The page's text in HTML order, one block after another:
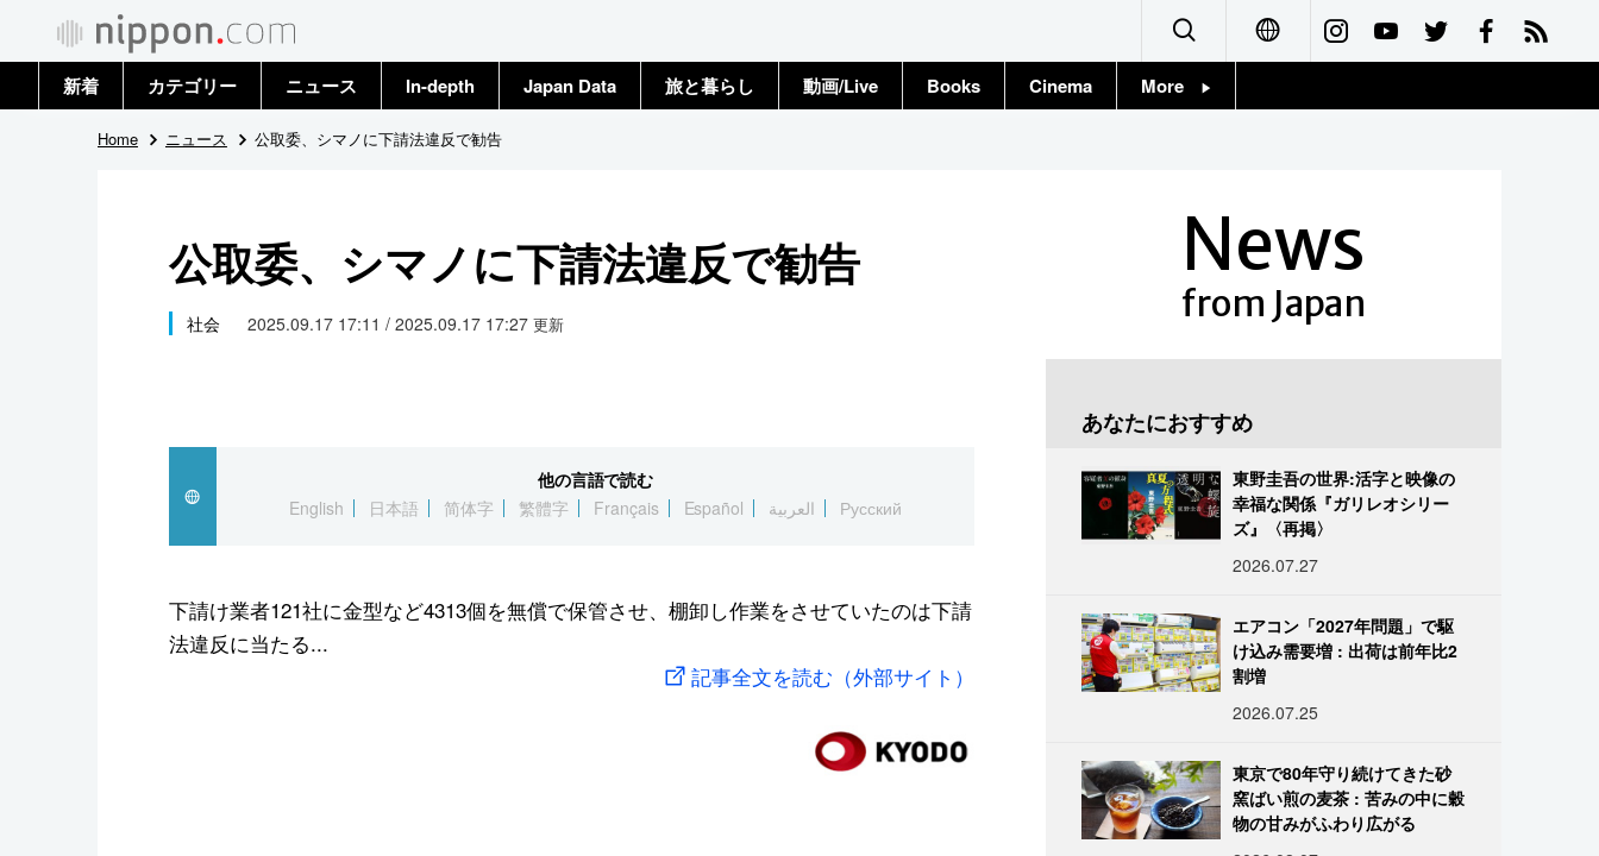
Français
新着 カテゴリー
政治・外交
国際
科学・技術
暮らし
ニュース
トップ
In-depth Japan Data 旅と暮らし 動画/Live Books Cinema More
Home ニュース 公取委、シマノに下請法違反で勧告
公取委、シマノに下請法違反で勧告
社会 2025.09.17 17:11 / 2025.09.17 17:27 更新
他の言語で読む
English
日本語 简体字 繁體字 Français Español العربية Русский
下請け業者121社に金型など4313個を無償で保管させ、棚卸し作業をさせていたのは下請
法違反に当たる...
記事全文を読む（外部サイト）
News
from Japan
あなたにおすすめ
東野圭吾の世界:活字と映像の
幸福な関係『ガリレオシリー
ズ』〈再掲〉
2026.07.27
エアコン「2027年問題」で駆
け込み需要増 : 出荷は前年比2
割増
2026.07.25
東京で80年守り続けてきた砂
窯ばい煎の麦茶 : 苦みの中に穀
物の甘みがふわり広がる